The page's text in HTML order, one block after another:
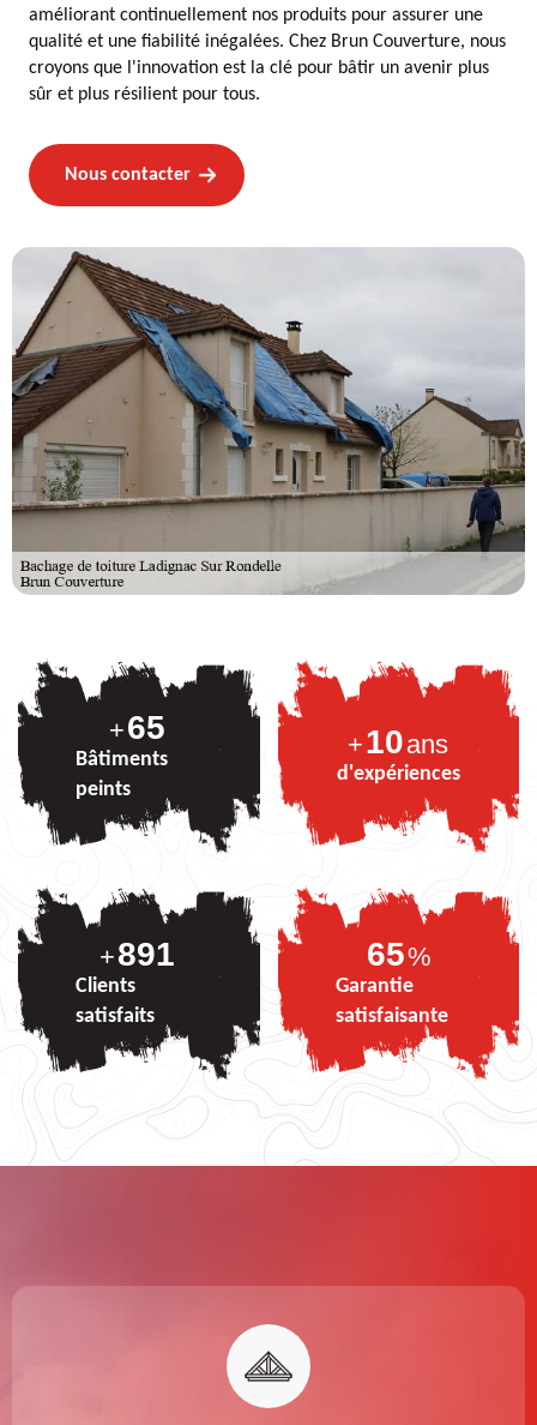
améliorant continuellement nos produits pour assurer une
qualité et une fiabilité inégalées. Chez Brun Couverture, nous
croyons que l'innovation est la clé pour bâtir un avenir plus
sûr et plus résilient pour tous.
Nous contacter
+81
Bâtiments
peints
+10ans
d'expériences
+891
Clients
satisfaits
81%
Garantie
satisfaisante